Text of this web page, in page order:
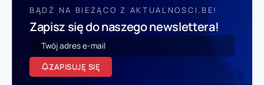
BĄDŹ NA BIEŻĄCO Z AKTUALNOSCI.BE!
Zapisz się do naszego newslettera!
ZAPISUJĘ SIĘ